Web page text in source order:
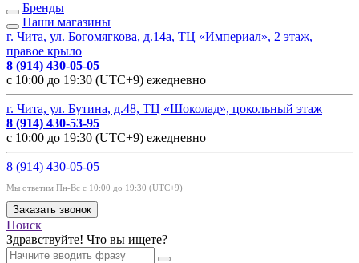
Бренды
Наши магазины
г. Чита, ул. Богомягкова, д.14а, ТЦ «Империал», 2 этаж,
правое крыло
8 (914) 430-05-05
с 10:00 до 19:30 (UTC+9) ежедневно
г. Чита, ул. Бутина, д.48, ТЦ «Шоколад», цокольный этаж
8 (914) 430-53-95
с 10:00 до 19:30 (UTC+9) ежедневно
8 (914) 430-05-05
Мы ответим Пн-Вс с 10:00 до 19:30 (UTC+9)
Заказать звонок
Поиск
Здравствуйте! Что вы ищете?